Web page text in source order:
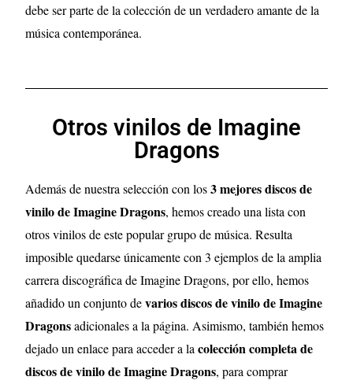
debe ser parte de la colección de un verdadero amante de la
música contemporánea.
Otros vinilos de Imagine
Dragons
Además de nuestra selección con los3 mejores discos de
vinilo de Imagine Dragons, hemos creado una lista con
otros vinilos de este popular grupo de música. Resulta
imposible quedarse únicamente con 3 ejemplos de la amplia
carrera discográfica de Imagine Dragons, por ello, hemos
añadido un conjunto devarios discos de vinilo de Imagine
Dragonsadicionales a la página. Asimismo, también hemos
dejado un enlace para acceder a lacolección completa de
discos de vinilo de Imagine Dragons, para comprar